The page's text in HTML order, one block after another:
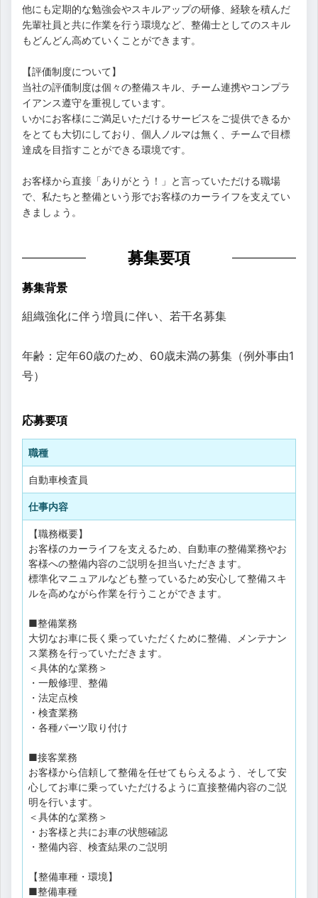
他にも定期的な勉強会やスキルアップの研修、経験を積んだ
先輩社員と共に作業を行う環境など、整備士としてのスキル
もどんどん高めていくことができます。
【評価制度について】
当社の評価制度は個々の整備スキル、チーム連携やコンプラ
イアンス遵守を重視しています。
いかにお客様にご満足いただけるサービスをご提供できるか
をとても大切にしており、個人ノルマは無く、チームで目標
達成を目指すことができる環境です。
お客様から直接「ありがとう！」と言っていただける職場
で、私たちと整備という形でお客様のカーライフを支えてい
きましょう。
募集要項
募集背景
組織強化に伴う増員に伴い、若干名募集
年齢：定年60歳のため、60歳未満の募集（例外事由1
号）
応募要項
職種
自動車検査員
仕事内容
【職務概要】
お客様のカーライフを支えるため、自動車の整備業務やお
客様への整備内容のご説明を担当いただきます。
標準化マニュアルなども整っているため安心して整備スキ
ルを高めながら作業を行うことができます。
■整備業務
大切なお車に長く乗っていただくために整備、メンテナン
ス業務を行っていただきます。
＜具体的な業務＞
・一般修理、整備
・法定点検
・検査業務
・各種パーツ取り付け
■接客業務
お客様から信頼して整備を任せてもらえるよう、そして安
心してお車に乗っていただけるように直接整備内容のご説
明を行います。
＜具体的な業務＞
・お客様と共にお車の状態確認
・整備内容、検査結果のご説明
【整備車種・環境】
■整備車種